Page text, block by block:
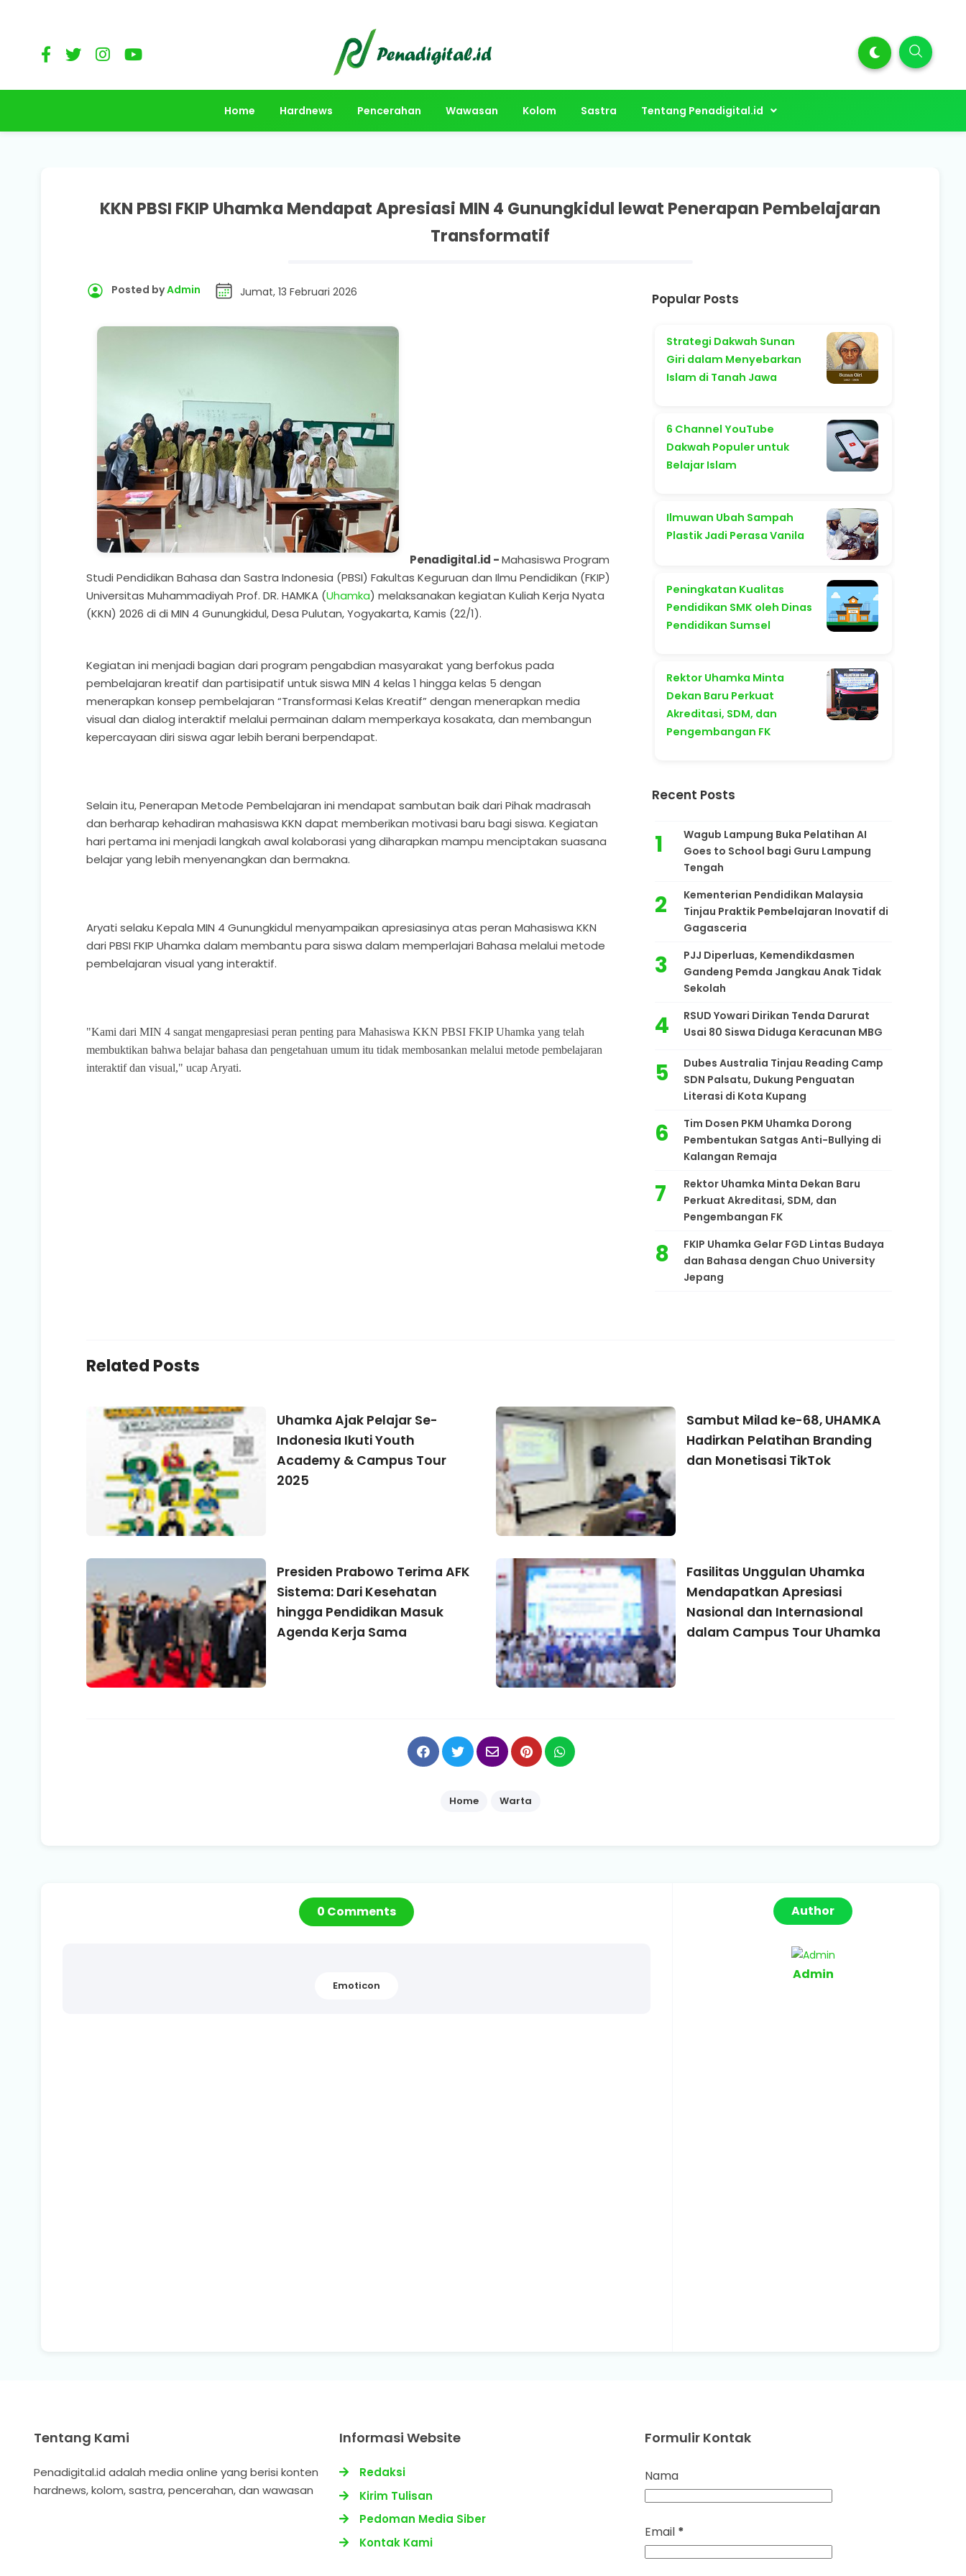
Home Hardnews Pencerahan Wawasan Kolom Sastra Tentang Penadigital.id
KKN PBSI FKIP Uhamka Mendapat Apresiasi MIN 4 Gunungkidul lewat Penerapan Pembelajaran
Transformatif
Posted byAdmin Jumat, 13 Februari 2026
Penadigital.id -Mahasiswa Program
Studi Pendidikan Bahasa dan Sastra Indonesia (PBSI) Fakultas Keguruan dan Ilmu Pendidikan (FKIP)
Universitas Muhammadiyah Prof. DR. HAMKA (Uhamka) melaksanakan kegiatan Kuliah Kerja Nyata
(KKN) 2026 di di MIN 4 Gunungkidul, Desa Pulutan, Yogyakarta, Kamis (22/1).
Kegiatan ini menjadi bagian dari program pengabdian masyarakat yang berfokus pada
pembelajaran kreatif dan partisipatif untuk siswa MIN 4 kelas 1 hingga kelas 5 dengan
menerapkan konsep pembelajaran “Transformasi Kelas Kreatif” dengan menerapkan media
visual dan dialog interaktif melalui permainan dalam memperkaya kosakata, dan membangun
kepercayaan diri siswa agar lebih berani berpendapat.
Selain itu, Penerapan Metode Pembelajaran ini mendapat sambutan baik dari Pihak madrasah
dan berharap kehadiran mahasiswa KKN dapat memberikan motivasi baru bagi siswa. Kegiatan
hari pertama ini menjadi langkah awal kolaborasi yang diharapkan mampu menciptakan suasana
belajar yang lebih menyenangkan dan bermakna.
Aryati selaku Kepala MIN 4 Gunungkidul menyampaikan apresiasinya atas peran Mahasiswa KKN
dari PBSI FKIP Uhamka dalam membantu para siswa dalam memperlajari Bahasa melalui metode
pembelajaran visual yang interaktif.
"Kami dari MIN 4 sangat mengapresiasi peran penting para Mahasiswa KKN PBSI FKIP Uhamka yang telah
membuktikan bahwa belajar bahasa dan pengetahuan umum itu tidak membosankan melalui metode pembelajaran
interaktif dan visual," ucap Aryati.
Popular Posts
Strategi Dakwah Sunan
Giri dalam Menyebarkan
Islam di Tanah Jawa
6 Channel YouTube
Dakwah Populer untuk
Belajar Islam
Ilmuwan Ubah Sampah
Plastik Jadi Perasa Vanila
Peningkatan Kualitas
Pendidikan SMK oleh Dinas
Pendidikan Sumsel
Rektor Uhamka Minta
Dekan Baru Perkuat
Akreditasi, SDM, dan
Pengembangan FK
Recent Posts
Wagub Lampung Buka Pelatihan AI
Goes to School bagi Guru Lampung
Tengah
Kementerian Pendidikan Malaysia
Tinjau Praktik Pembelajaran Inovatif di
Gagasceria
PJJ Diperluas, Kemendikdasmen
Gandeng Pemda Jangkau Anak Tidak
Sekolah
RSUD Yowari Dirikan Tenda Darurat
Usai 80 Siswa Diduga Keracunan MBG
Dubes Australia Tinjau Reading Camp
SDN Palsatu, Dukung Penguatan
Literasi di Kota Kupang
Tim Dosen PKM Uhamka Dorong
Pembentukan Satgas Anti-Bullying di
Kalangan Remaja
Rektor Uhamka Minta Dekan Baru
Perkuat Akreditasi, SDM, dan
Pengembangan FK
FKIP Uhamka Gelar FGD Lintas Budaya
dan Bahasa dengan Chuo University
Jepang
Related Posts
Uhamka Ajak Pelajar Se-
Indonesia Ikuti Youth
Academy & Campus Tour
2025
Sambut Milad ke-68, UHAMKA
Hadirkan Pelatihan Branding
dan Monetisasi TikTok
Presiden Prabowo Terima AFK
Sistema: Dari Kesehatan
hingga Pendidikan Masuk
Agenda Kerja Sama
Fasilitas Unggulan Uhamka
Mendapatkan Apresiasi
Nasional dan Internasional
dalam Campus Tour Uhamka
Home Warta
0 Comments
Emoticon
Author
Admin
Tentang Kami
Penadigital.id adalah media online yang berisi konten
hardnews, kolom, sastra, pencerahan, dan wawasan
Informasi Website
Redaksi
Kirim Tulisan
Pedoman Media Siber
Kontak Kami
Formulir Kontak
Nama
Email *